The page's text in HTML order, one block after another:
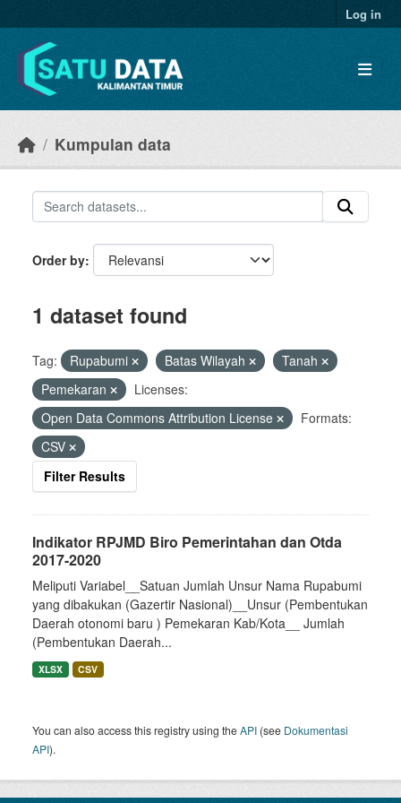
Log in
Kumpulan data
Order by
1 dataset found
Tag: Rupabumi Batas Wilayah
Tanah
Pemekaran
Licenses:
Open Data Commons Attribution License
Formats:
CSV
Filter Results
Indikator RPJMD Biro Pemerintahan dan Otda
2017-2020
Meliputi Variabel__Satuan Jumlah Unsur Nama Rupabumi
yang dibakukan (Gazertir Nasional)__Unsur (Pembentukan
Daerah otonomi baru ) Pemekaran Kab/Kota__ Jumlah
(Pembentukan Daerah...
XLSX CSV
You can also access this registry using theAPI (see Dokumentasi
API).